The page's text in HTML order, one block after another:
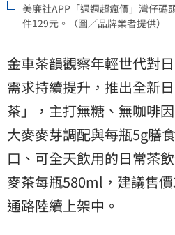
美廉社APP「週週超瘋價」灣仔碼
件129元。（圖／品牌業者提供）
金車茶韻觀察年輕世代對
需求持續提升，推出全新
茶」，主打無糖、無咖啡
大麥麥芽調配與每瓶5g膳
口、可全天飲用的日常茶
麥茶每瓶580ml，建議售
通路陸續上架中。